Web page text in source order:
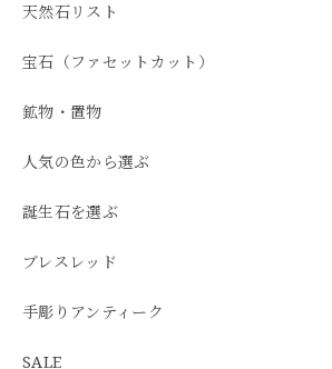
天然石リスト
宝石（ファセットカット）
鉱物・置物
人気の色から選ぶ
誕生石を選ぶ
ブレスレッド
手彫りアンティーク
SALE